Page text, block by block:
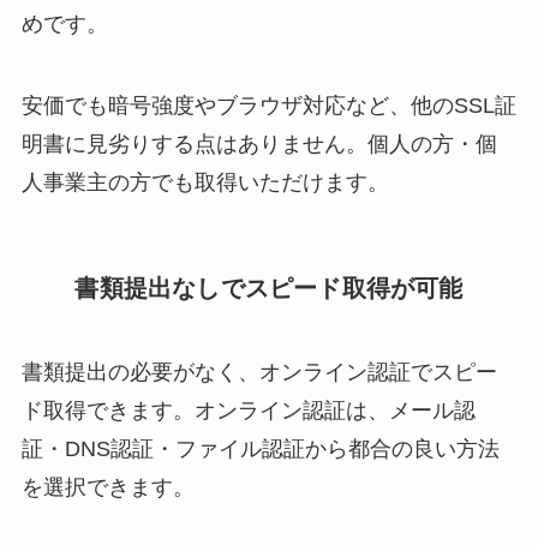
めです。
安価でも暗号強度やブラウザ対応など、他のSSL証
明書に見劣りする点はありません。個人の方・個
人事業主の方でも取得いただけます。
書類提出なしでスピード取得が可能
書類提出の必要がなく、オンライン認証でスピー
ド取得できます。オンライン認証は、メール認
証・DNS認証・ファイル認証から都合の良い方法
を選択できます。